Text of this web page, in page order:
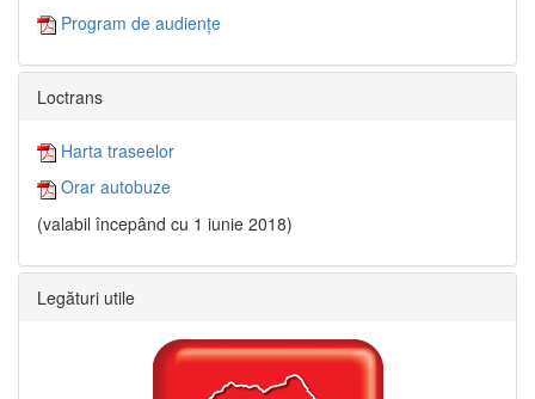
Program de audiențe
Loctrans
Harta traseelor
Orar autobuze
(valabil începând cu 1 iunie 2018)
Legături utile